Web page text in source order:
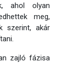
ahol olyan
meg,
szerint, akár
zajló fázisa